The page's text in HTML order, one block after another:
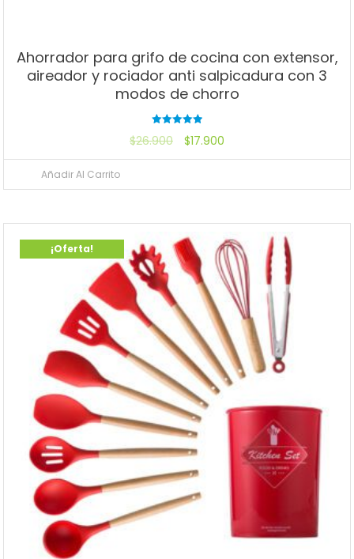
Ahorrador para grifo de cocina con extensor,
aireador y rociador anti salpicadura con 3
modos de chorro
con
de 5
$26.900 $17.900
Añadir Al Carrito
¡Oferta!